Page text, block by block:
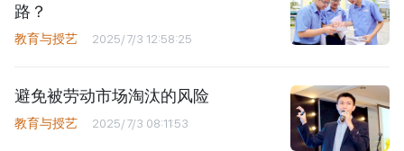
路？
教育与授艺 2025/7/3 12:58:25
避免被劳动市场淘汰的风险
教育与授艺 2025/7/3 08:11:53